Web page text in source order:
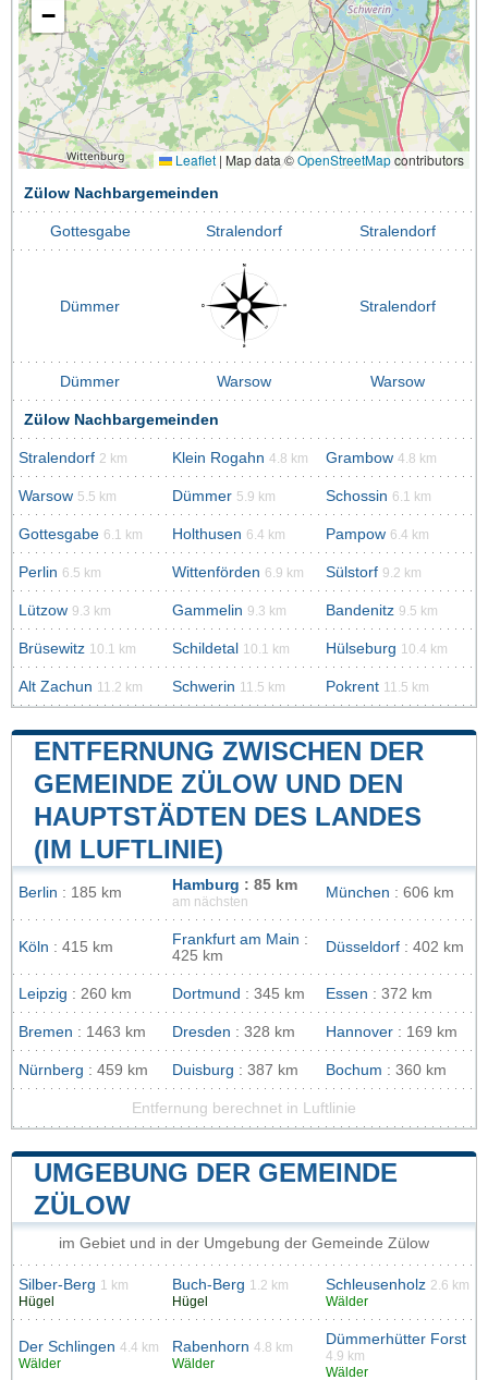
−
Leaflet | Map data ©OpenStreetMapcontributors
Zülow Nachbargemeinden
Gottesgabe Stralendorf Stralendorf
Dümmer Stralendorf
Dümmer Warsow Warsow
Zülow Nachbargemeinden
Stralendorf 2 km Klein Rogahn 4.8 km Grambow 4.8 km
Warsow 5.5 km Dümmer 5.9 km Schossin 6.1 km
Gottesgabe 6.1 km Holthusen 6.4 km Pampow 6.4 km
Perlin 6.5 km Wittenförden 6.9 km Sülstorf 9.2 km
Lützow 9.3 km Gammelin 9.3 km Bandenitz 9.5 km
Brüsewitz 10.1 km Schildetal 10.1 km Hülseburg 10.4 km
Alt Zachun 11.2 km Schwerin 11.5 km Pokrent 11.5 km
ENTFERNUNG ZWISCHEN DER
GEMEINDE ZÜLOW UND DEN
HAUPTSTÄDTEN DES LANDES
(IM LUFTLINIE)
Berlin : 185 km Hamburg : 85 km
am nächsten
München : 606 km
Köln : 415 km Frankfurt am Main :
425 km
Düsseldorf : 402 km
Leipzig : 260 km Dortmund : 345 km Essen : 372 km
Bremen : 1463 km Dresden : 328 km Hannover : 169 km
Nürnberg : 459 km Duisburg : 387 km Bochum : 360 km
Entfernung berechnet in Luftlinie
UMGEBUNG DER GEMEINDE
ZÜLOW
im Gebiet und in der Umgebung der Gemeinde Zülow
Silber-Berg 1 km
Hügel
Buch-Berg 1.2 km
Hügel
Schleusenholz 2.6 km
Wälder
Der Schlingen 4.4 km
Wälder
Rabenhorn 4.8 km
Wälder
Dümmerhütter Forst
4.9 km
Wälder